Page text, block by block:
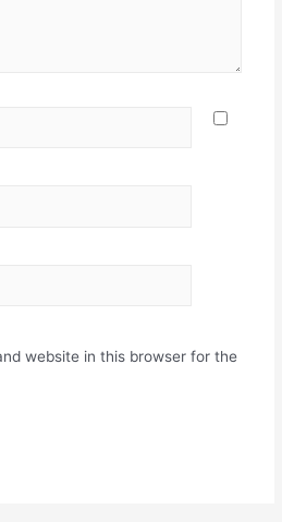
website in this browser for the